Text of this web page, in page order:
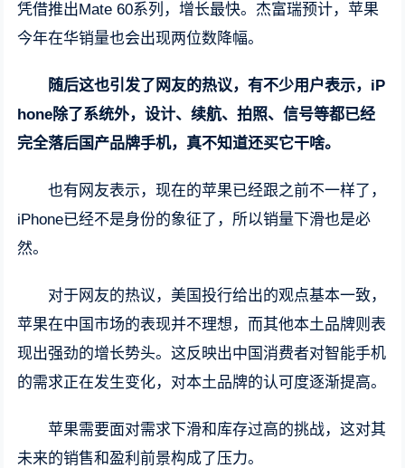
凭借推出Mate 60系列，增长最快。杰富瑞预计，苹果
今年在华销量也会出现两位数降幅。
随后这也引发了网友的热议，有不少用户表示，iP
hone除了系统外，设计、续航、拍照、信号等都已经
完全落后国产品牌手机，真不知道还买它干啥。
也有网友表示，现在的苹果已经跟之前不一样了，
iPhone已经不是身份的象征了，所以销量下滑也是必
然。
对于网友的热议，美国投行给出的观点基本一致，
苹果在中国市场的表现并不理想，而其他本土品牌则表
现出强劲的增长势头。这反映出中国消费者对智能手机
的需求正在发生变化，对本土品牌的认可度逐渐提高。
苹果需要面对需求下滑和库存过高的挑战，这对其
未来的销售和盈利前景构成了压力。